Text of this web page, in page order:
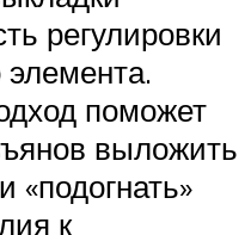
регулировки
поможет
выложить
«подогнать»
к